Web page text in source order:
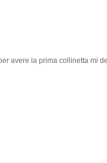
avere la prima collinetta mi